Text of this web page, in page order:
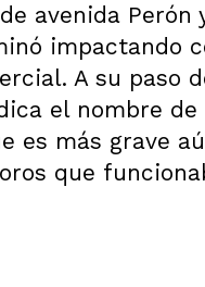
avenida Perón
impactando
A su paso
el nombre de
es más grave
que